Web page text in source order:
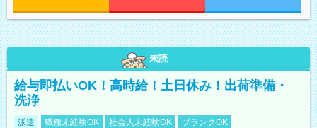
未読
給与即払いOK！高時給！土日休み！出荷準備・
洗浄
派遣 職種未経験OK 社会人未経験OK
ブランクOK